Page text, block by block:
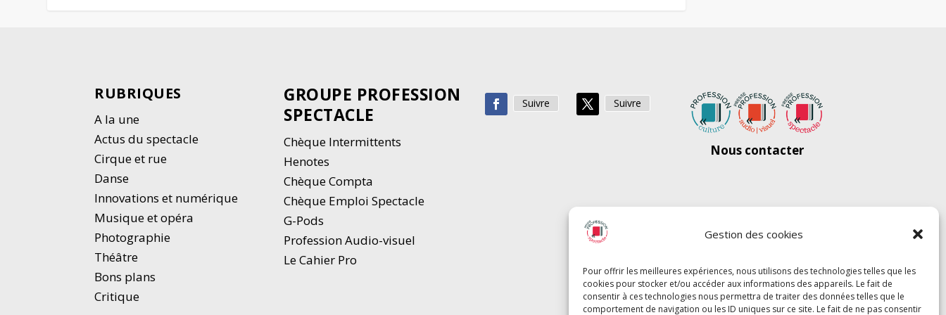
Gestion des cookies
Pour offrir les meilleures expériences, nous utilisons des technologies telles que les
cookies pour stocker et/ou accéder aux informations des appareils. Le fait de
consentir à ces technologies nous permettra de traiter des données telles que le
comportement de navigation ou les ID uniques sur ce site. Le fait de ne pas consentir
RUBRIQUES
A la une
Actus du spectacle
Cirque et rue
Danse
Innovations et numérique
Musique et opéra
Photographie
Théâtre
Bons plans
Critique
GROUPE PROFESSION
SPECTACLE
Chèque Intermittents
Henotes
Chèque Compta
Chèque Emploi Spectacle
G-Pods
Profession Audio-visuel
Le Cahier Pro
Suivre Suivre
Nous contacter